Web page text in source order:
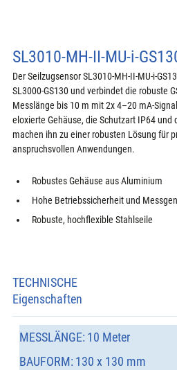
SL3010-MH-II-MU-i-
Der Seilzugsensor SL3010-MH-II-MU-i-
SL3000-GS130 und verbindet die robuste
Messlänge bis 10 m mit 2x 4–20 mA-
eloxierte Gehäuse, die Schutzart IP64 und
machen ihn zu einer robusten Lösung für
anspruchsvollen Anwendungen.
Robustes Gehäuse aus Aluminium
Hohe Betriebssicherheit und
Robuste, hochflexible Stahlseile
TECHNISCHE
Eigenschaften
MESSLÄNGE: 10 Meter
BAUFORM: 130 x 130 mm